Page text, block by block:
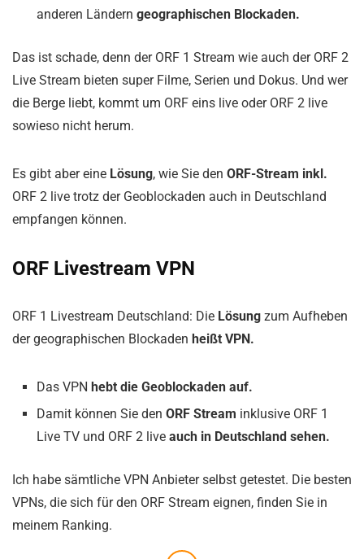
anderen Ländern geographischen Blockaden.
Das ist schade, denn der ORF 1 Stream wie auch der ORF 2
Live Stream bieten super Filme, Serien und Dokus. Und wer
die Berge liebt, kommt um ORF eins live oder ORF 2 live
sowieso nicht herum.
Es gibt aber eine Lösung, wie Sie den ORF-Stream inkl.
ORF 2 live trotz der Geoblockaden auch in Deutschland
empfangen können.
ORF Livestream VPN
ORF 1 Livestream Deutschland: Die Lösung zum Aufheben
der geographischen Blockaden heißt VPN.
Das VPN hebt die Geoblockaden auf.
Damit können Sie den ORF Stream inklusive ORF 1
Live TV und ORF 2 live auch in Deutschland sehen.
Ich habe sämtliche VPN Anbieter selbst getestet. Die besten
VPNs, die sich für den ORF Stream eignen, finden Sie in
meinem Ranking.